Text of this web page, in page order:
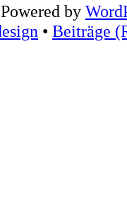
Powered by
• Beiträge